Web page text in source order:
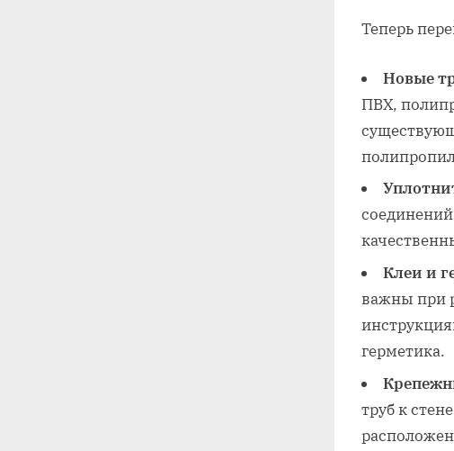
Теперь
Новые
ПВХ,
Клеи и
важны при
герметика.
труб к